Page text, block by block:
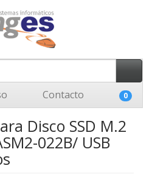
Contacto 0
Disco SSD M.2
022B/ USB